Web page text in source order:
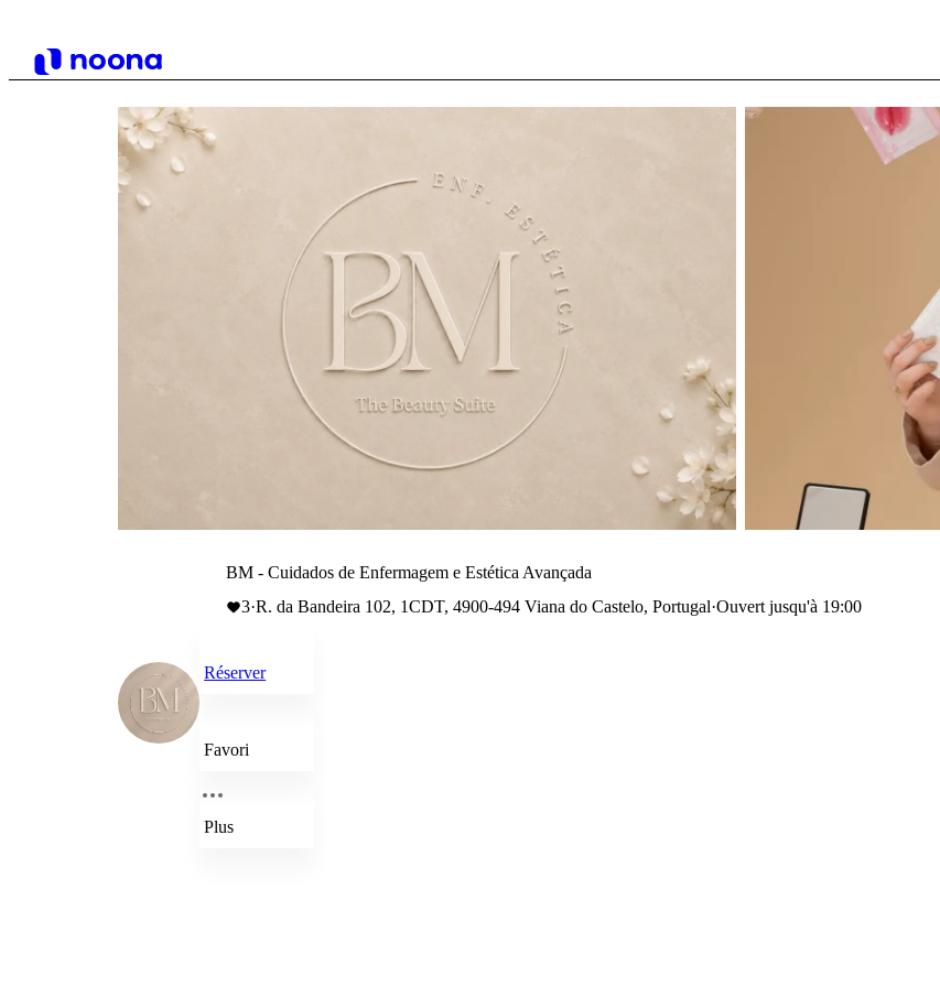
BM - Cuidados de Enfermagem e Estética Avançada
3·R. da Bandeira 102, 1CDT, 4900-494 Viana do Castelo, Portugal·Ouvert jusqu'à 19:00
Réserver
Favori
Plus